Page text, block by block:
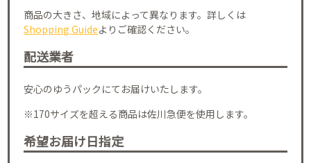
商品の大きさ、地域によって異なります。詳しくは
Shopping Guideよりご確認ください。
配送業者
安心のゆうパックにてお届けいたします。
※170サイズを超える商品は佐川急便を使用します。
希望お届け日指定